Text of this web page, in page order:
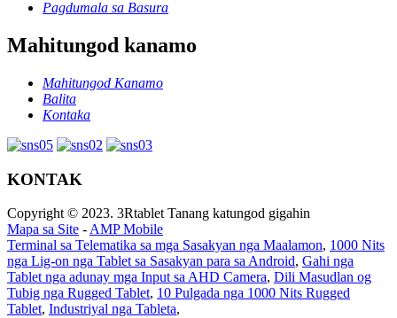
Pagdumala sa Basura
Mahitungod kanamo
Mahitungod Kanamo
Balita
Kontaka
KONTAK
Copyright © 2023. 3Rtablet Tanang katungod gigahin
Mapa sa Site - AMP Mobile
Terminal sa Telematika sa mga Sasakyan nga Maalamon, 1000 Nits
nga Lig-on nga Tablet sa Sasakyan para sa Android, Gahi nga
Tablet nga adunay mga Input sa AHD Camera, Dili Masudlan og
Tubig nga Rugged Tablet, 10 Pulgada nga 1000 Nits Rugged
Tablet, Industriyal nga Tableta,